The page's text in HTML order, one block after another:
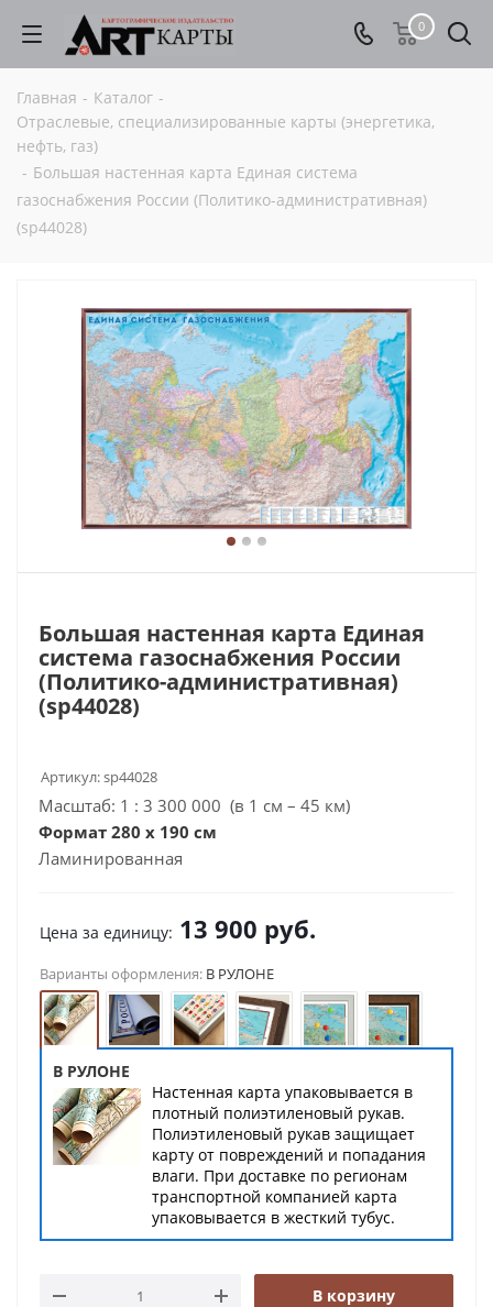
0
Главная - Каталог -
Отраслевые, специализированные карты (энергетика,
нефть, газ)
- Большая настенная карта Единая система
газоснабжения России (Политико-административная)
(sp44028)
Большая настенная карта Единая
система газоснабжения России
(Политико-административная)
(sp44028)
Артикул:sp44028
Масштаб: 1 : 3 300 000 (в 1 см – 45 км)
Формат 280 х 190 см
Ламинированная
Цена за единицу: 13 900 руб.
Варианты оформления: В РУЛОНЕ
В РУЛОНЕ
Настенная карта упаковывается в
плотный полиэтиленовый рукав.
Полиэтиленовый рукав защищает
карту от повреждений и попадания
влаги. При доставке по регионам
транспортной компанией карта
упаковывается в жесткий тубус.
В корзину